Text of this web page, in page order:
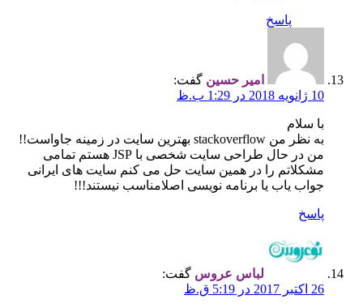
پاسخ
امیر حسین گفت:
10 ژانویه 2018 در 1:29 ب.ظ
با سلام
به نظر من stackoverflow بهترین سایت در زمینه جاواست!!
من در حال طراحی سایت شخصی با JSP هستم تمامی
مشکلاتم را در همین سایت حل می کنم سایت های ایرانی
جواب یاب یا برنامه نویسی اصلامناسب نیستند!!!
پاسخ
لباس عروس گفت:
26 اکتبر 2017 در 5:19 ق.ظ